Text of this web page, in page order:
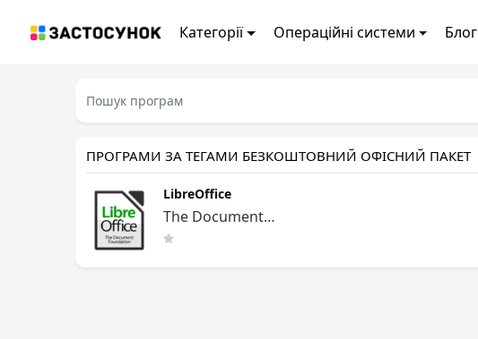
Категорії Операційні системи Блог
ПРОГРАМИ ЗА ТЕГАМИ БЕЗКОШТОВНИЙ ОФІСНИЙ ПАКЕТ
LibreOffice
The Document
Foundation